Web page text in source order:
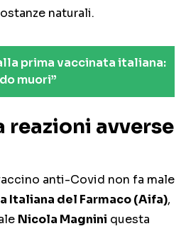
naturali.
prima vaccinata italiana:
muori”
reazioni avverse
anti-Covid non fa male
Italiana del Farmaco (Aifa),
Nicola Magnini questa